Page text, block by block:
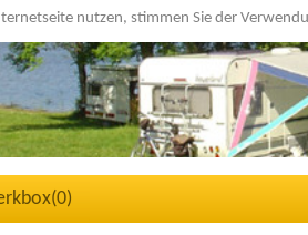
nutzen, stimmen Sie der
0)